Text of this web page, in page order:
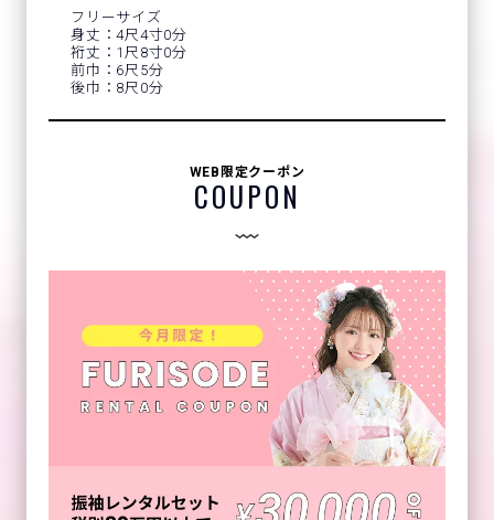
フリーサイズ
身丈：4尺4寸0分
裄丈：1尺8寸0分
前巾：6尺5分
後巾：8尺0分
WEB限定クーポン
COUPON